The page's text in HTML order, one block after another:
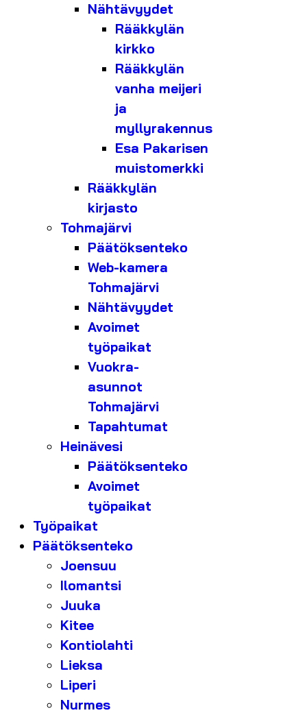
Nähtävyydet
Rääkkylän
kirkko
Rääkkylän
vanha meijeri
ja
myllyrakennus
Esa Pakarisen
muistomerkki
Rääkkylän
kirjasto
Tohmajärvi
Päätöksenteko
Web-kamera
Tohmajärvi
Nähtävyydet
Avoimet
työpaikat
Vuokra-
asunnot
Tohmajärvi
Tapahtumat
Heinävesi
Päätöksenteko
Avoimet
työpaikat
Työpaikat
Päätöksenteko
Joensuu
Ilomantsi
Juuka
Kitee
Kontiolahti
Lieksa
Liperi
Nurmes